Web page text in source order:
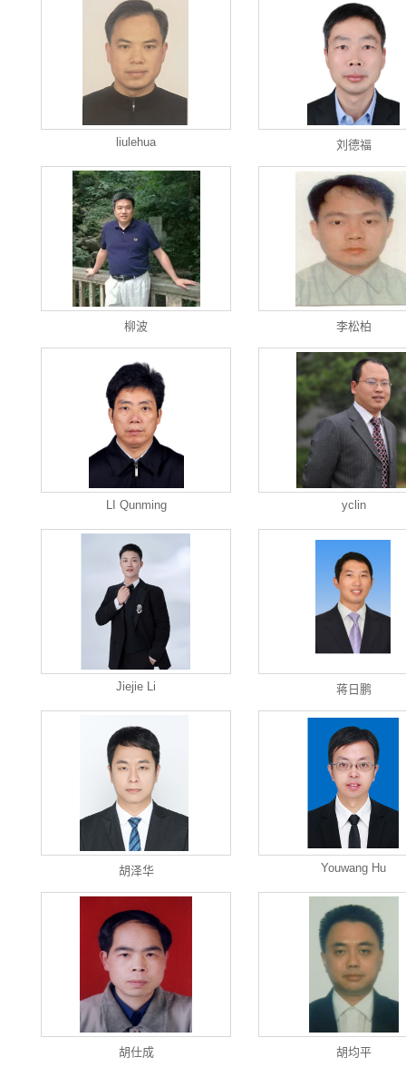
liulehua 刘德福
柳波 李松柏
LI Qunming yclin
Jiejie Li 蒋日鹏
胡泽华 Youwang Hu
胡仕成 胡均平